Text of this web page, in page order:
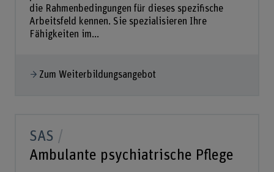
die Rahmenbedingungen für dieses spezifische
Arbeitsfeld kennen. Sie spezialisieren Ihre
Fähigkeiten im...
Zum Weiterbildungsangebot
SAS
Ambulante psychiatrische Pflege